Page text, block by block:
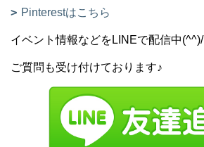
Pinterestはこちら
イベント情報などをLINEで配信中(^^)/
ご質問も受け付けております♪